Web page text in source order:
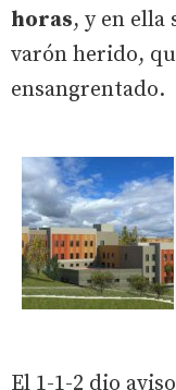
horas, y en ella
varón herido,
ensangrentado.
El 1-1-2 dio